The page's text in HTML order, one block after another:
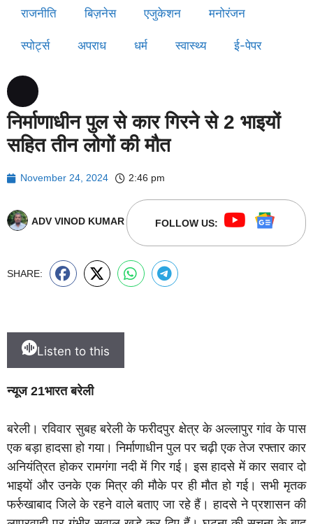
राजनीति बिज़नेस एजुकेशन मनोरंजन
स्पोर्ट्स अपराध धर्म स्वास्थ्य ई-पेपर
निर्माणाधीन पुल से कार गिरने से 2 भाइयों
सहित तीन लोगों की मौत
November 24, 2024 2:46 pm
ADV VINOD KUMAR FOLLOW US:
SHARE:
Listen to this
न्यूज 21भारत बरेली
बरेली। रविवार सुबह बरेली के फरीदपुर क्षेत्र के अल्लापुर गांव के पास
एक बड़ा हादसा हो गया। निर्माणाधीन पुल पर चढ़ी एक तेज रफ्तार कार
अनियंत्रित होकर रामगंगा नदी में गिर गई। इस हादसे में कार सवार दो
भाइयों और उनके एक मित्र की मौके पर ही मौत हो गई। सभी मृतक
फर्रुखाबाद जिले के रहने वाले बताए जा रहे हैं। हादसे ने प्रशासन की